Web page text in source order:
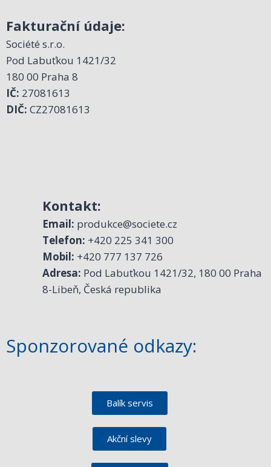
Fakturační údaje:
Société s.r.o.
Pod Labuťkou 1421/32
180 00 Praha 8
IČ: 27081613
DIČ: CZ27081613
Kontakt:
Email: produkce@societe.cz
Telefon: +420 225 341 300
Mobil: +420 777 137 726
Adresa: Pod Labuťkou 1421/32, 180 00 Praha
8-Libeň, Česká republika
Sponzorované odkazy:
Balík servis
Akční slevy